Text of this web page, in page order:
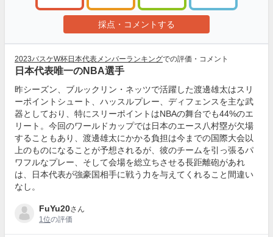
採点・コメントする
2023バスケW杯日本代表メンバーランキングでの評価・コメント
日本代表唯一のNBA選手
昨シーズン、ブルックリン・ネッツで活躍した渡邊雄太はスリ
ーポイントシュート、ハッスルプレー、ディフェンスを主な武
器としており、特にスリーポイントはNBAの舞台でも44%のエ
リート。今回のワールドカップでは日本のエース八村塁が欠場
することもあり、渡邊雄太にかかる負担は今までの国際大会以
上のものになることが予想されるが、彼のチームを引っ張るパ
ワフルなプレー、そして会場を総立ちさせる長距離砲があれ
は、日本代表が強豪国相手に戦う力を与えてくれること間違い
なし。
FuYu20さん
1位の評価